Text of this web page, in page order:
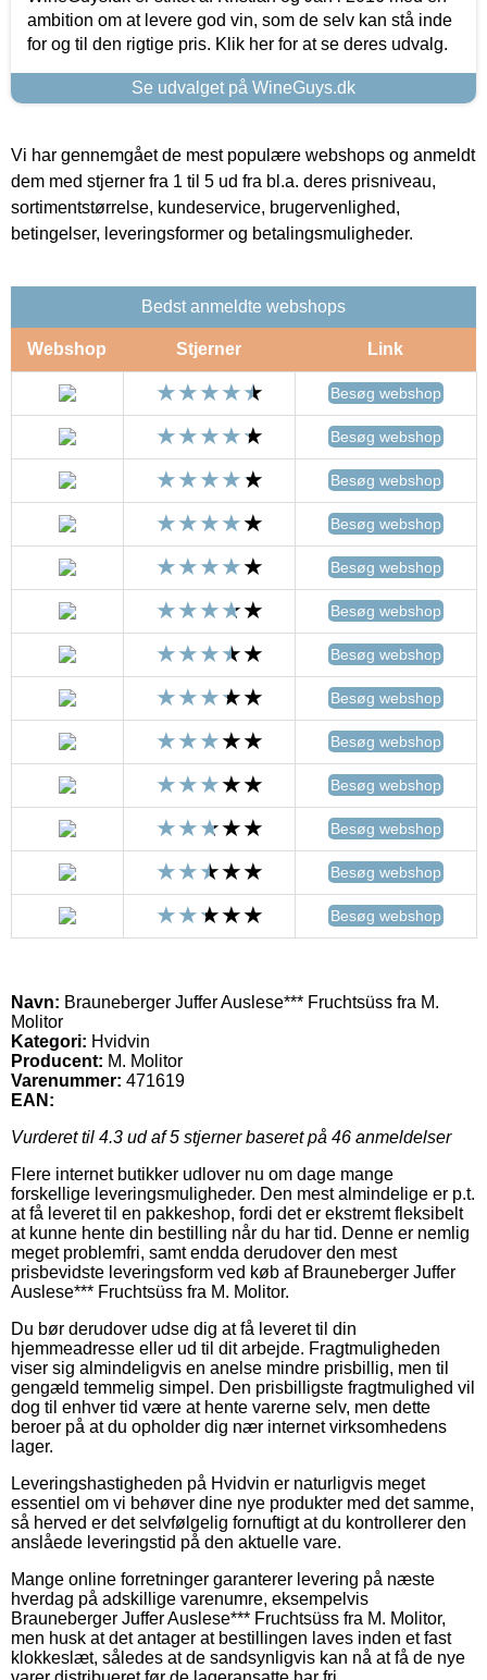
ambition om at levere god vin, som de selv kan stå inde
for og til den rigtige pris. Klik her for at se deres udvalg.
Se udvalget på WineGuys.dk
Vi har gennemgået de mest populære webshops og anmeldt
dem med stjerner fra 1 til 5 ud fra bl.a. deres prisniveau,
sortimentstørrelse, kundeservice, brugervenlighed,
betingelser, leveringsformer og betalingsmuligheder.
Bedst anmeldte webshops
Webshop Stjerner Link
Besøg webshop
Besøg webshop
Besøg webshop
Besøg webshop
Besøg webshop
Besøg webshop
Besøg webshop
Besøg webshop
Besøg webshop
Besøg webshop
Besøg webshop
Besøg webshop
Besøg webshop
Navn: Brauneberger Juffer Auslese*** Fruchtsüss fra M.
Molitor
Kategori: Hvidvin
Producent: M. Molitor
Varenummer: 471619
EAN:
Vurderet til 4.3 ud af 5 stjerner baseret på 46 anmeldelser
Flere internet butikker udlover nu om dage mange
forskellige leveringsmuligheder. Den mest almindelige er p.t.
at få leveret til en pakkeshop, fordi det er ekstremt fleksibelt
at kunne hente din bestilling når du har tid. Denne er nemlig
meget problemfri, samt endda derudover den mest
prisbevidste leveringsform ved køb af Brauneberger Juffer
Auslese*** Fruchtsüss fra M. Molitor.
Du bør derudover udse dig at få leveret til din
hjemmeadresse eller ud til dit arbejde. Fragtmuligheden
viser sig almindeligvis en anelse mindre prisbillig, men til
gengæld temmelig simpel. Den prisbilligste fragtmulighed vil
dog til enhver tid være at hente varerne selv, men dette
beroer på at du opholder dig nær internet virksomhedens
lager.
Leveringshastigheden på Hvidvin er naturligvis meget
essentiel om vi behøver dine nye produkter med det samme,
så herved er det selvfølgelig fornuftigt at du kontrollerer den
anslåede leveringstid på den aktuelle vare.
Mange online forretninger garanterer levering på næste
hverdag på adskillige varenumre, eksempelvis
Brauneberger Juffer Auslese*** Fruchtsüss fra M. Molitor,
men husk at det antager at bestillingen laves inden et fast
klokkeslæt, således at de sandsynligvis kan nå at få de nye